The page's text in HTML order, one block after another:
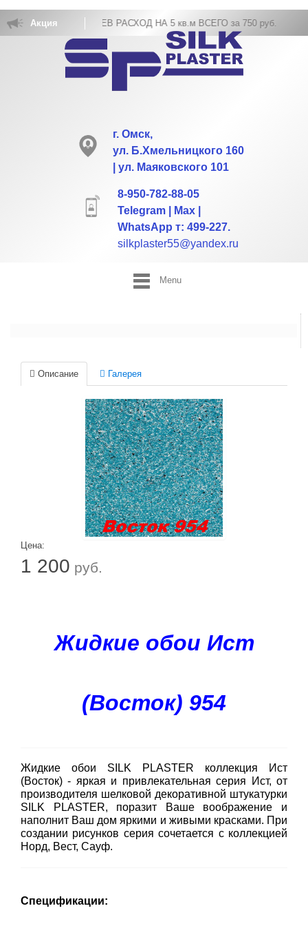
Акция
ЖИДКИХ ОБОЕВ РАСХОД НА 5 кв.м ВСЕГО за 750 руб.
г. Омск,
ул. Б.Хмельницкого 160
| ул. Маяковского 101
8-950-782-88-05
Telegram | Max |
WhatsApp т: 499-227.
silkplaster55@yandex.ru
Menu
Описание Галерея
Цена:
1 200 руб.
Жидкие обои Ист
(Восток) 954
Жидкие обои SILK PLASTER коллекция Ист
(Восток) - яркая и привлекательная серия Ист, от
производителя шелковой декоративной штукатурки
SILK PLASTER, поразит Ваше воображение и
наполнит Ваш дом яркими и живыми красками. При
создании рисунков серия сочетается с коллекцией
Норд, Вест, Сауф.
Спецификации: